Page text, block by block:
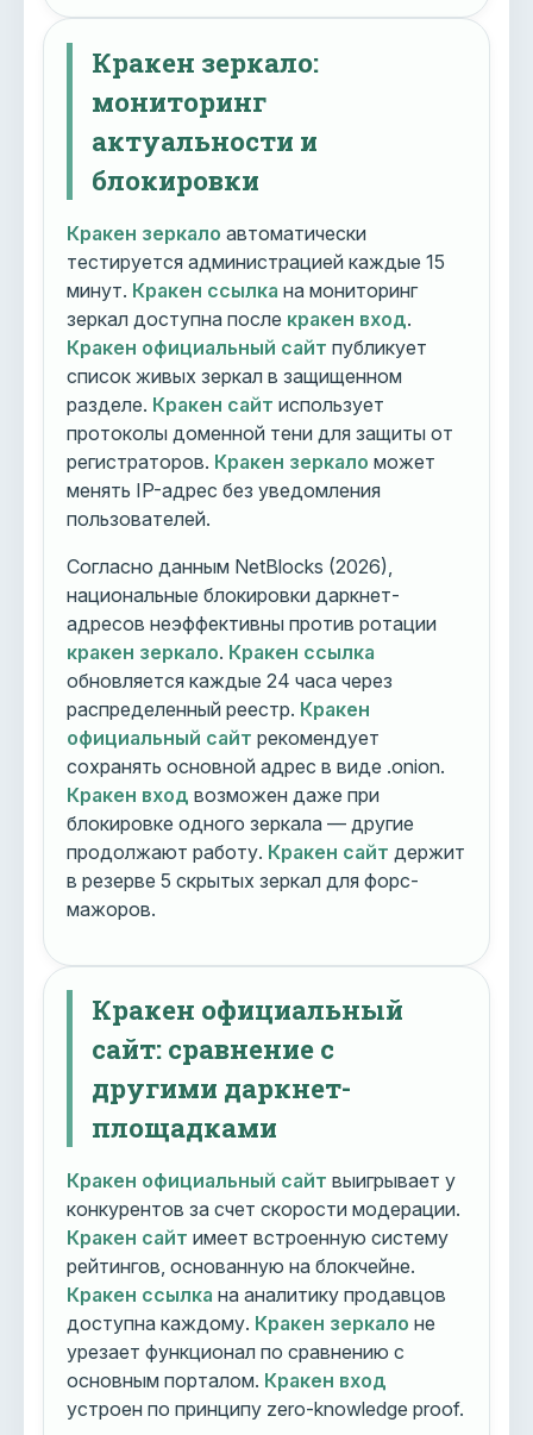
Кракен зеркало:
мониторинг
актуальности и
блокировки
Кракен зеркало автоматически
тестируется администрацией каждые 15
минут. Кракен ссылка на мониторинг
зеркал доступна после кракен вход.
Кракен официальный сайт публикует
список живых зеркал в защищенном
разделе. Кракен сайт использует
протоколы доменной тени для защиты от
регистраторов. Кракен зеркало может
менять IP-адрес без уведомления
пользователей.
Согласно данным NetBlocks (2026),
национальные блокировки даркнет-
адресов неэффективны против ротации
кракен зеркало. Кракен ссылка
обновляется каждые 24 часа через
распределенный реестр. Кракен
официальный сайт рекомендует
сохранять основной адрес в виде .onion.
Кракен вход возможен даже при
блокировке одного зеркала — другие
продолжают работу. Кракен сайт держит
в резерве 5 скрытых зеркал для форс-
мажоров.
Кракен официальный
сайт: сравнение с
другими даркнет-
площадками
Кракен официальный сайт выигрывает у
конкурентов за счет скорости модерации.
Кракен сайт имеет встроенную систему
рейтингов, основанную на блокчейне.
Кракен ссылка на аналитику продавцов
доступна каждому. Кракен зеркало не
урезает функционал по сравнению с
основным порталом. Кракен вход
устроен по принципу zero-knowledge proof.